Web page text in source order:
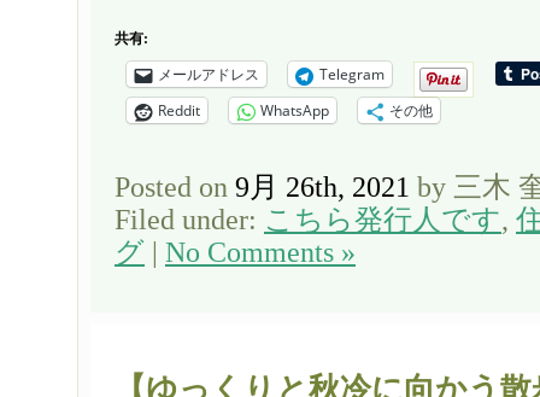
共有:
メールアドレス
Telegram
Reddit
WhatsApp その他
Posted on 9月 26th, 2021 by 三木
Filed under: こちら発行人です,
グ
No Comments »
【ゆっくりと秋冷に向かう